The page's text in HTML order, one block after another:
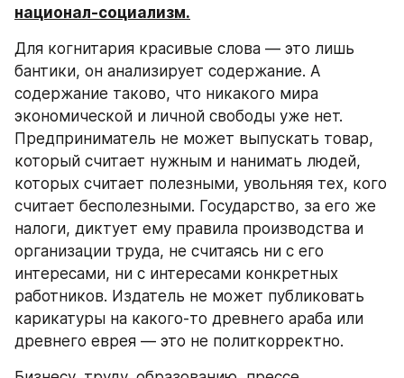
национал-социализм.
Для когнитария красивые слова — это лишь
бантики, он анализирует содержание. А
содержание таково, что никакого мира
экономической и личной свободы уже нет.
Предприниматель не может выпускать товар,
который считает нужным и нанимать людей,
которых считает полезными, увольняя тех, кого
считает бесполезными. Государство, за его же
налоги, диктует ему правила производства и
организации труда, не считаясь ни с его
интересами, ни с интересами конкретных
работников. Издатель не может публиковать
карикатуры на какого-то древнего араба или
древнего еврея — это не политкорректно.